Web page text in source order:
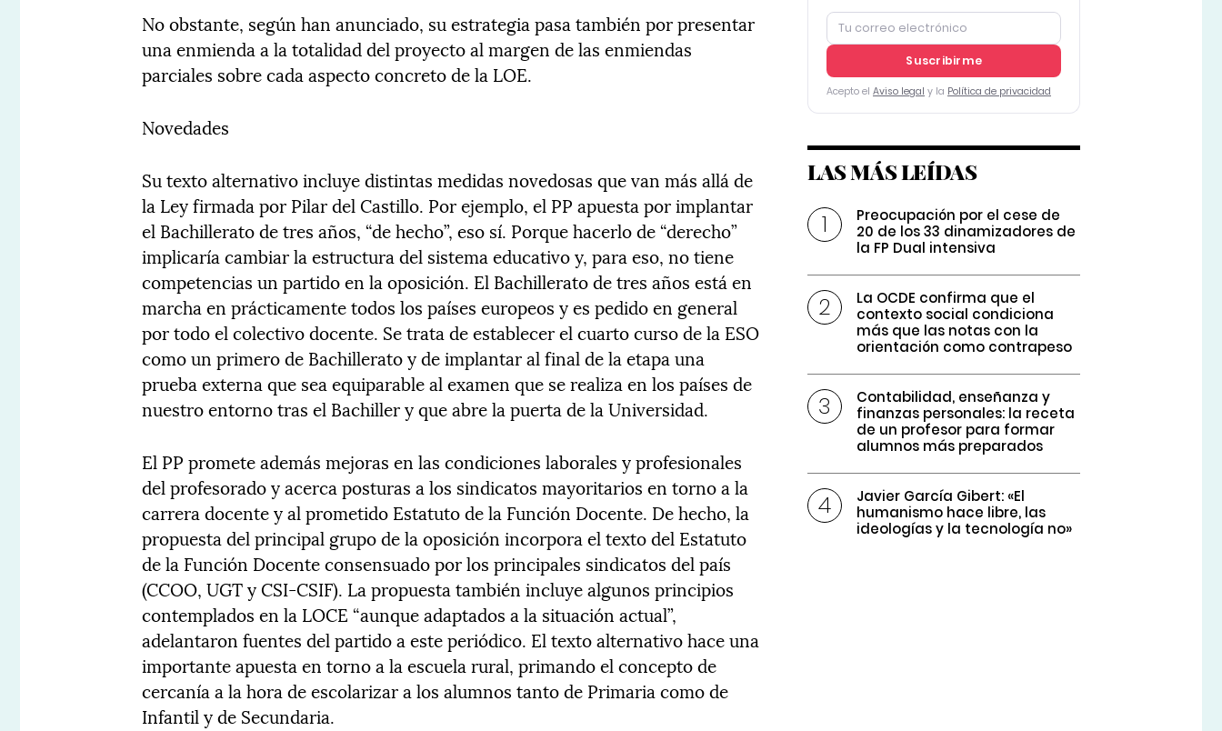
No obstante, según han anunciado, su estrategia pasa también por presentar
una enmienda a la totalidad del proyecto al margen de las enmiendas
parciales sobre cada aspecto concreto de la LOE.
Novedades
Su texto alternativo incluye distintas medidas novedosas que van más allá de
la Ley firmada por Pilar del Castillo. Por ejemplo, el PP apuesta por implantar
el Bachillerato de tres años, “de hecho”, eso sí. Porque hacerlo de “derecho”
implicaría cambiar la estructura del sistema educativo y, para eso, no tiene
competencias un partido en la oposición. El Bachillerato de tres años está en
marcha en prácticamente todos los países europeos y es pedido en general
por todo el colectivo docente. Se trata de establecer el cuarto curso de la ESO
como un primero de Bachillerato y de implantar al final de la etapa una
prueba externa que sea equiparable al examen que se realiza en los países de
nuestro entorno tras el Bachiller y que abre la puerta de la Universidad.
El PP promete además mejoras en las condiciones laborales y profesionales
del profesorado y acerca posturas a los sindicatos mayoritarios en torno a la
carrera docente y al prometido Estatuto de la Función Docente. De hecho, la
propuesta del principal grupo de la oposición incorpora el texto del Estatuto
de la Función Docente consensuado por los principales sindicatos del país
(CCOO, UGT y CSI-CSIF). La propuesta también incluye algunos principios
contemplados en la LOCE “aunque adaptados a la situación actual”,
adelantaron fuentes del partido a este periódico. El texto alternativo hace una
importante apuesta en torno a la escuela rural, primando el concepto de
cercanía a la hora de escolarizar a los alumnos tanto de Primaria como de
Infantil y de Secundaria.
Suscribirme
Acepto el Aviso legal y la Política de privacidad
LAS MÁS LEÍDAS
Preocupación por el cese de
20 de los 33 dinamizadores de
la FP Dual intensiva
La OCDE confirma que el
contexto social condiciona
más que las notas con la
orientación como contrapeso
Contabilidad, enseñanza y
finanzas personales: la receta
de un profesor para formar
alumnos más preparados
Javier García Gibert: «El
humanismo hace libre, las
ideologías y la tecnología no»